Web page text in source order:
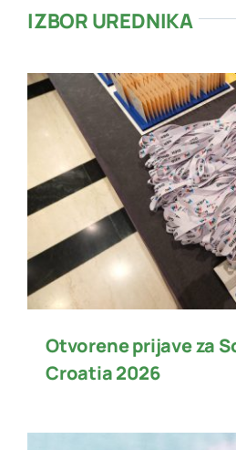
IZBOR UREDNIKA
Otvorene prijave za
Croatia 2026